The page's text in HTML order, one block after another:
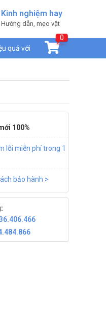
Kinh nghiệm hay
Hướng dẫn, mẹo vặt
quả với
0
100%
lỗi miễn phí trong 1
bảo hành >